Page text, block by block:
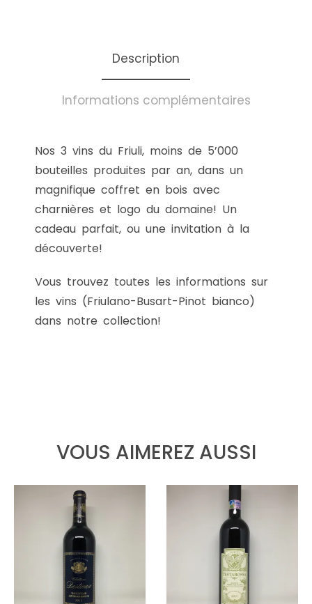
Description
Informations complémentaires
Nos 3 vins du Friuli, moins de 5’000
bouteilles produites par an, dans un
magnifique coffret en bois avec
charnières et logo du domaine! Un
cadeau parfait, ou une invitation à la
découverte!
Vous trouvez toutes les informations sur
les vins (Friulano-Busart-Pinot bianco)
dans notre collection!
VOUS AIMEREZ AUSSI